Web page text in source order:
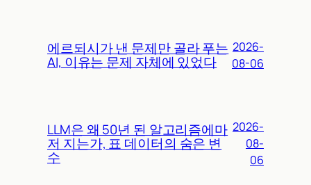
에르되시가 낸 문제만 골라 푸는
AI, 이유는 문제 자체에 있었다
2026-
08-06
LLM은 왜 50년 된 알고리즘에마
저 지는가, 표 데이터의 숨은 변
수
2026-
08-
06